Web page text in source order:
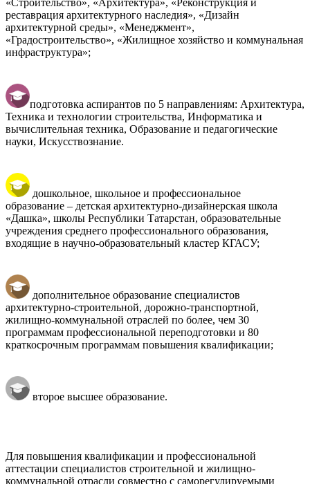
«Строительство», «Архитектура», «Реконструкция и
реставрация архитектурного наследия», «Дизайн
архитектурной среды», «Менеджмент»,
«Градостроительство», «Жилищное хозяйство и коммунальная
инфраструктура»;
подготовка аспирантов по 5 направлениям: Архитектура,
Техника и технологии строительства, Информатика и
вычислительная техника, Образование и педагогические
науки, Искусствознание.
дошкольное, школьное и профессиональное
образование – детская архитектурно-дизайнерская школа
«Дашка», школы Республики Татарстан, образовательные
учреждения среднего профессионального образования,
входящие в научно-образовательный кластер КГАСУ;
дополнительное образование специалистов
архитектурно-строительной, дорожно-транспортной,
жилищно-коммунальной отраслей по более, чем 30
программам профессиональной переподготовки и 80
краткосрочным программам повышения квалификации;
второе высшее образование.
Для повышения квалификации и профессиональной
аттестации специалистов строительной и жилищно-
коммунальной отрасли совместно с саморегулируемыми